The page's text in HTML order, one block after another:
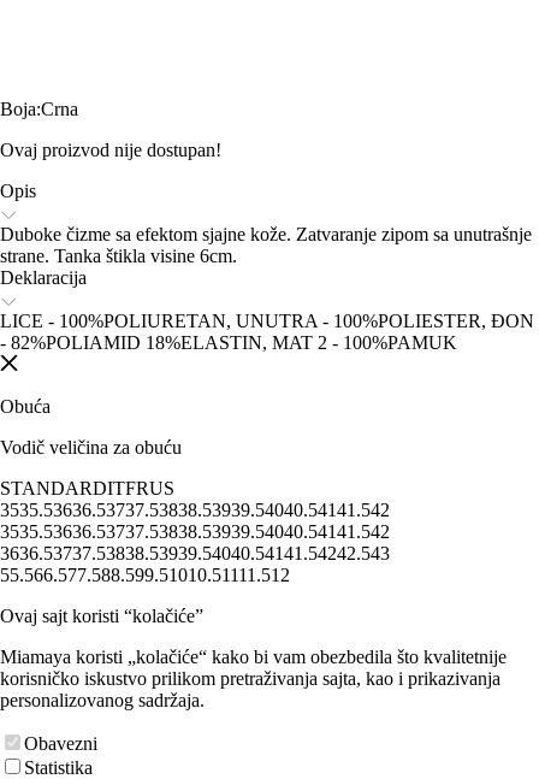
Boja:Crna
Ovaj proizvod nije dostupan!
Opis
Duboke čizme sa efektom sjajne kože. Zatvaranje zipom sa unutrašnje
strane. Tanka štikla visine 6cm.
Deklaracija
LICE - 100%POLIURETAN, UNUTRA - 100%POLIESTER, ĐON
- 82%POLIAMID 18%ELASTIN, MAT 2 - 100%PAMUK
Obuća
Vodič veličina za obuću
STANDARDITFRUS
3535.53636.53737.53838.53939.54040.54141.542
3535.53636.53737.53838.53939.54040.54141.542
3636.53737.53838.53939.54040.54141.54242.543
55.566.577.588.599.51010.51111.512
Ovaj sajt koristi “kolačiće”
Miamaya koristi „kolačiće“ kako bi vam obezbedila što kvalitetnije
korisničko iskustvo prilikom pretraživanja sajta, kao i prikazivanja
personalizovanog sadržaja.
Obavezni
Statistika